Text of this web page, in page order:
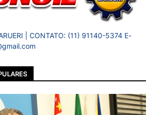
| CONTATO: (11) 91140-5374 E-